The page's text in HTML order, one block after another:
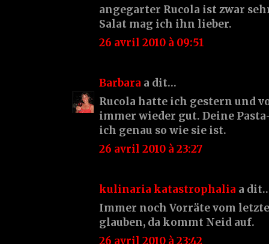
angegarter Rucola ist zwar
Salat mag ich ihn lieber.
26 avril 2010 à 09:51
Barbara a dit…
Rucola hatte ich gestern und
immer wieder gut. Deine
ich genau so wie sie ist.
26 avril 2010 à 23:27
kulinaria katastrophalia a
Immer noch Vorräte vom
glauben, da kommt Neid auf.
26 avril 2010 à 23:42